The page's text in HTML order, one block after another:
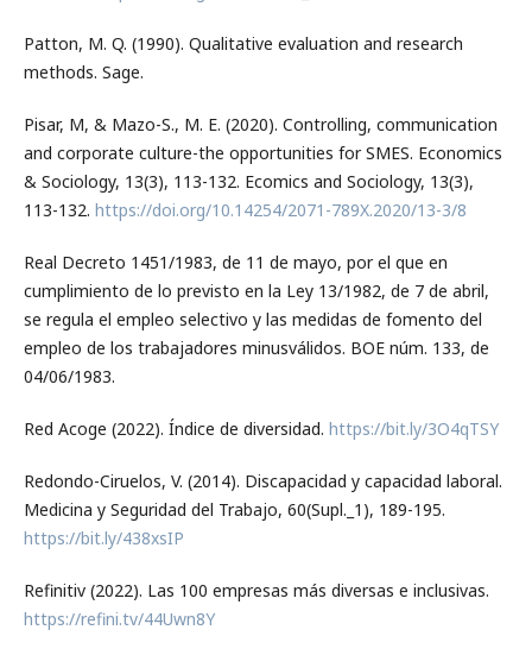
Patton, M. Q. (1990). Qualitative evaluation and research
methods. Sage.
Pisar, M, & Mazo-S., M. E. (2020). Controlling, communication
and corporate culture-the opportunities for SMES. Economics
& Sociology, 13(3), 113-132. Ecomics and Sociology, 13(3),
113-132. https://doi.org/10.14254/2071-789X.2020/13-3/8
Real Decreto 1451/1983, de 11 de mayo, por el que en
cumplimiento de lo previsto en la Ley 13/1982, de 7 de abril,
se regula el empleo selectivo y las medidas de fomento del
empleo de los trabajadores minusválidos. BOE núm. 133, de
04/06/1983.
Red Acoge (2022). Índice de diversidad. https://bit.ly/3O4qTSY
Redondo-Ciruelos, V. (2014). Discapacidad y capacidad laboral.
Medicina y Seguridad del Trabajo, 60(Supl._1), 189-195.
https://bit.ly/438xsIP
Refinitiv (2022). Las 100 empresas más diversas e inclusivas.
https://refini.tv/44Uwn8Y